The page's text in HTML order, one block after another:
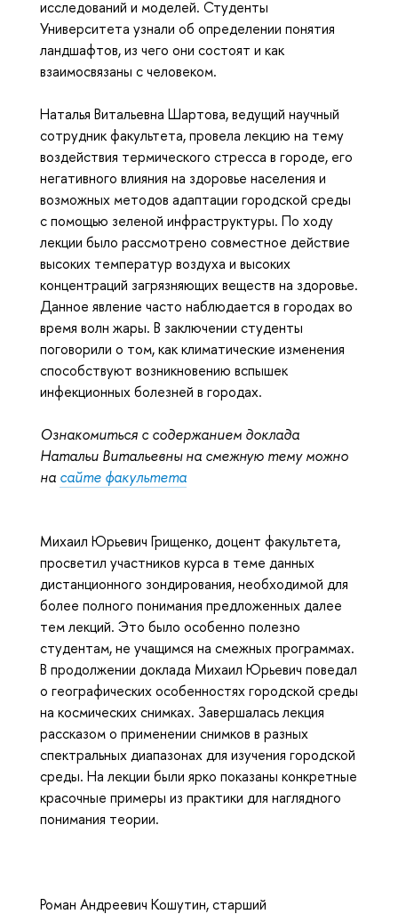
исследований и моделей. Студенты
Университета узнали об определении понятия
ландшафтов, из чего они состоят и как
взаимосвязаны с человеком.
Наталья Витальевна Шартова, ведущий научный
сотрудник факультета, провела лекцию на тему
воздействия термического стресса в городе, его
негативного влияния на здоровье населения и
возможных методов адаптации городской среды
с помощью зеленой инфраструктуры. По ходу
лекции было рассмотрено совместное действие
высоких температур воздуха и высоких
концентраций загрязняющих веществ на здоровье.
Данное явление часто наблюдается в городах во
время волн жары. В заключении студенты
поговорили о том, как климатические изменения
способствуют возникновению вспышек
инфекционных болезней в городах.
Ознакомиться с содержанием доклада
Натальи Витальевны на смежную тему можно
на сайте факультета
Михаил Юрьевич Грищенко, доцент факультета,
просветил участников курса в теме данных
дистанционного зондирования, необходимой для
более полного понимания предложенных далее
тем лекций. Это было особенно полезно
студентам, не учащимся на смежных программах.
В продолжении доклада Михаил Юрьевич поведал
о географических особенностях городской среды
на космических снимках. Завершалась лекция
рассказом о применении снимков в разных
спектральных диапазонах для изучения городской
среды. На лекции были ярко показаны конкретные
красочные примеры из практики для наглядного
понимания теории.
Роман Андреевич Кошутин, старший